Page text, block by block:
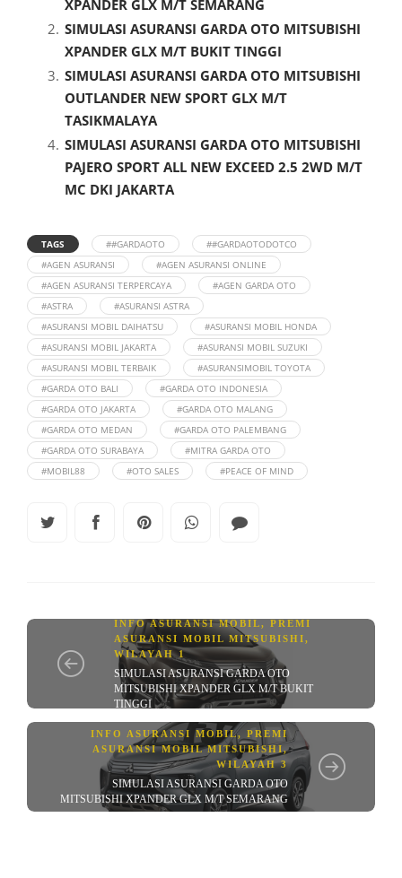
XPANDER GLX M/T SEMARANG
SIMULASI ASURANSI GARDA OTO MITSUBISHI
XPANDER GLX M/T BUKIT TINGGI
SIMULASI ASURANSI GARDA OTO MITSUBISHI
OUTLANDER NEW SPORT GLX M/T
TASIKMALAYA
SIMULASI ASURANSI GARDA OTO MITSUBISHI
PAJERO SPORT ALL NEW EXCEED 2.5 2WD M/T
MC DKI JAKARTA
TAGS ##GARDAOTO
##GARDAOTODOTCO
#AGEN ASURANSI
#AGEN ASURANSI ONLINE
#AGEN ASURANSI TERPERCAYA
#AGEN GARDA OTO
#ASTRA
#ASURANSI ASTRA
#ASURANSI MOBIL DAIHATSU
#ASURANSI MOBIL HONDA
#ASURANSI MOBIL JAKARTA
#ASURANSI MOBIL SUZUKI
#ASURANSI MOBIL TERBAIK
#ASURANSIMOBIL TOYOTA
#GARDA OTO BALI
#GARDA OTO INDONESIA
#GARDA OTO JAKARTA
#GARDA OTO MALANG
#GARDA OTO MEDAN
#GARDA OTO PALEMBANG
#GARDA OTO SURABAYA
#MITRA GARDA OTO
#MOBIL88
#OTO SALES #PEACE OF MIND
INFO ASURANSI MOBIL, PREMI
ASURANSI MOBIL MITSUBISHI,
WILAYAH 1
SIMULASI ASURANSI GARDA OTO
MITSUBISHI XPANDER GLX M/T BUKIT
TINGGI
INFO ASURANSI MOBIL, PREMI
ASURANSI MOBIL MITSUBISHI,
WILAYAH 3
SIMULASI ASURANSI GARDA OTO
MITSUBISHI XPANDER GLX M/T SEMARANG